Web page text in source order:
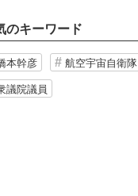
のキーワード
本幹彦 航空宇宙自衛隊
議院議員